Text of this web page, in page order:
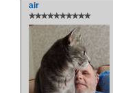
air
✯✯✯✯✯✯✯✯✯✯